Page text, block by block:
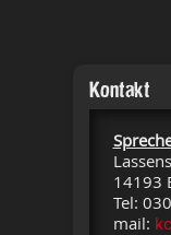
Kontakt
14193
Tel:
mail: